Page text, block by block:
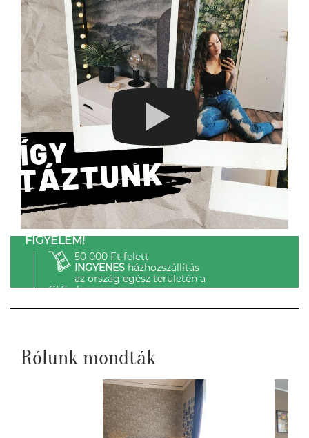
FIGYELEM!
50 000 Ft felett
INGYENESházhozszállítás
az ország egész területén a
GLS-el.
Rólunk mondták